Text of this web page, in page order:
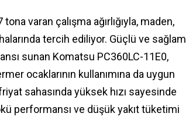
varan çalışma ağırlığıyla, maden,
tercih ediliyor. Güçlü ve sağlam
sunan Komatsu PC360LC-11E0,
ocaklarının kullanımına da uygun
sahasında yüksek hızı sayesinde
performansı ve düşük yakıt tüketimi